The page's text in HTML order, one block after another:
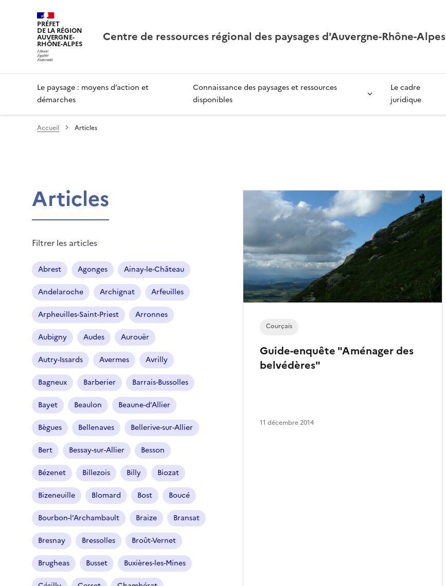
PRÉFET
DE LA RÉGION
AUVERGNE-
RHÔNE-ALPES Centre de ressources régional des paysages d'Auvergne-Rhône-Alpes
Le paysage : moyens d’action et
démarches
Connaissance des paysages et ressources
disponibles
Le cadre
juridique
Accueil Articles
Articles
Filtrer les articles
Abrest Agonges Ainay-le-Château
Andelaroche Archignat Arfeuilles
Arpheuilles-Saint-Priest Arronnes
Aubigny Audes Aurouër
Autry-Issards Avermes Avrilly
Bagneux Barberier Barrais-Bussolles
Bayet Beaulon Beaune-d’Allier
Bègues Bellenaves Bellerive-sur-Allier
Bert Bessay-sur-Allier Besson
Bézenet Billezois Billy Biozat
Bizeneuille Blomard Bost Boucé
Bourbon-l’Archambault Braize Bransat
Bresnay Bressolles Broût-Vernet
Brugheas Busset Buxières-les-Mines
Guide-enquête "Aménager des
belvédères"
Courçais
11 décembre 2014